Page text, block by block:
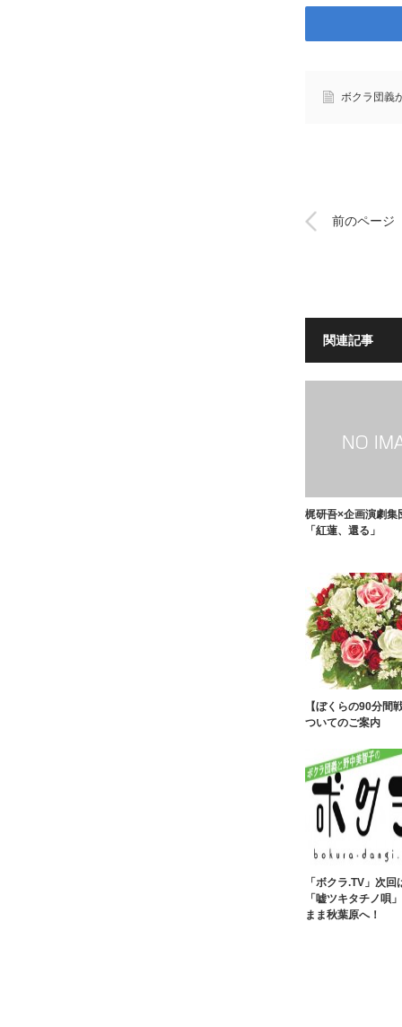
ボクラ団義
前のページ
関連記事
梶研吾×企画演劇集
「紅蓮、還る」
【ぼくらの90分間
ついてのご案内
「ボクラ.TV」次
「嘘ツキタチノ唄
まま秋葉原へ！